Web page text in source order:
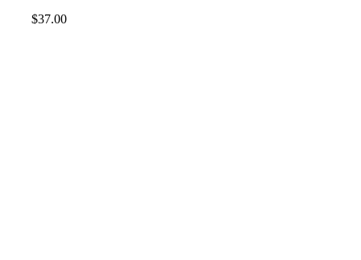
$37.00